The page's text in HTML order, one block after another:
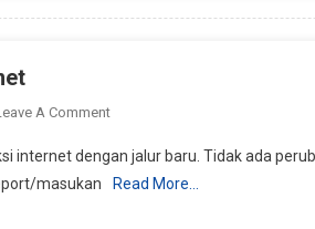
A CommentOn
Koneksi
Internet
internet dengan jalur baru. Tidak ada
masukan
Read More…